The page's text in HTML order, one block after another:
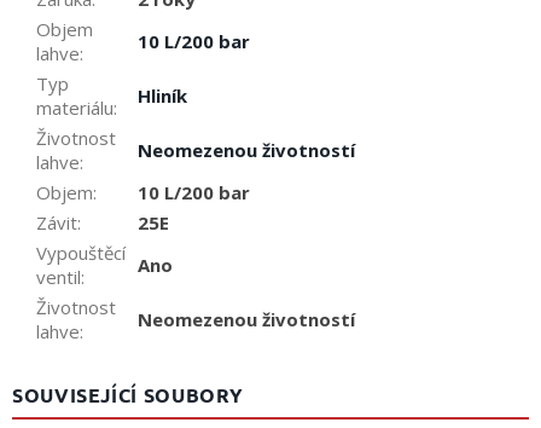
Objem
lahve:
10 L/200 bar
Typ
materiálu:
Hliník
Životnost
lahve:
Neomezenou životností
Objem:
10 L/200 bar
Závit:
25E
Vypouštěcí
ventil:
Ano
Životnost
lahve: Neomezenou životností
SOUVISEJÍCÍ SOUBORY